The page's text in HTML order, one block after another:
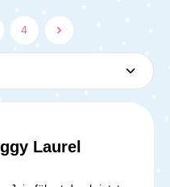
4
Laurel